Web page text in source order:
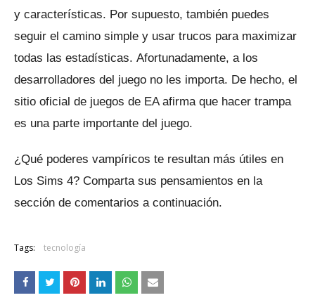
y características. Por supuesto, también puedes
seguir el camino simple y usar trucos para maximizar
todas las estadísticas. Afortunadamente, a los
desarrolladores del juego no les importa. De hecho, el
sitio oficial de juegos de EA afirma que hacer trampa
es una parte importante del juego.
¿Qué poderes vampíricos te resultan más útiles en
Los Sims 4? Comparta sus pensamientos en la
sección de comentarios a continuación.
Tags: tecnología